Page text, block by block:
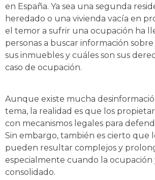
en España. Ya sea una segunda
heredado o una vivienda vacía en
el temor a sufrir una ocupación ha
personas a buscar información
sus inmuebles y cuáles son sus
caso de ocupación.
Aunque existe mucha
tema, la realidad es que los
con mecanismos legales para
Sin embargo, también es cierto que
pueden resultar complejos y
especialmente cuando la ocupación
consolidado.